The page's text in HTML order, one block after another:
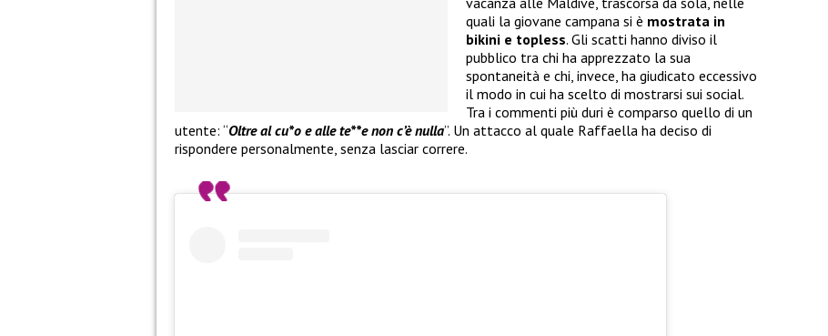
quali la giovane campana si è mostrata in
bikini e topless. Gli scatti hanno diviso il
pubblico tra chi ha apprezzato la sua
spontaneità e chi, invece, ha giudicato eccessivo
il modo in cui ha scelto di mostrarsi sui social.
Tra i commenti più duri è comparso quello di un
utente: “Oltre al cu*o e alle te**e non c’è nulla”. Un attacco al quale Raffaella ha deciso di
rispondere personalmente, senza lasciar correre.